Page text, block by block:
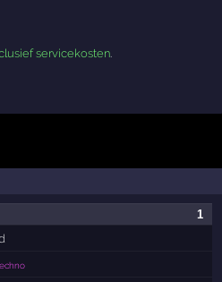
servicekosten
1